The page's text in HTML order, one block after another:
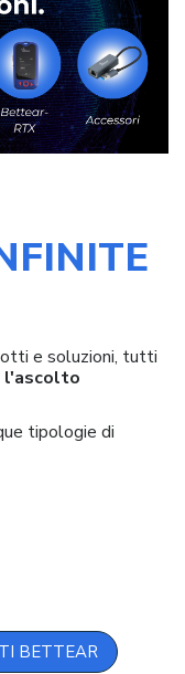
e soluzioni, tutti
l'ascolto
tipologie di
BETTEAR